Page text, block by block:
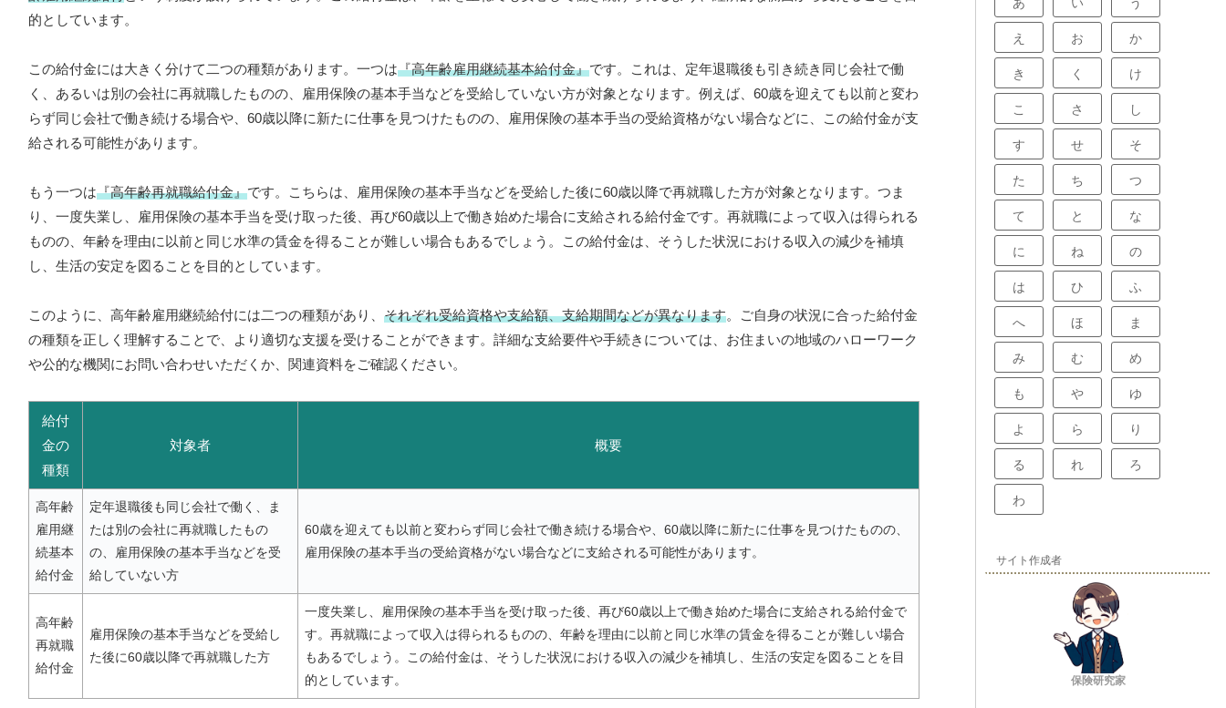
的としています。
この給付金には大きく分けて二つの種類があります。一つは『高年齢雇用継続基本給付金』です。これは、定年退職後も引き続き同じ会社で働
く、あるいは別の会社に再就職したものの、雇用保険の基本手当などを受給していない方が対象となります。例えば、60歳を迎えても以前と変わ
らず同じ会社で働き続ける場合や、60歳以降に新たに仕事を見つけたものの、雇用保険の基本手当の受給資格がない場合などに、この給付金が支
給される可能性があります。
もう一つは『高年齢再就職給付金』です。こちらは、雇用保険の基本手当などを受給した後に60歳以降で再就職した方が対象となります。つま
り、一度失業し、雇用保険の基本手当を受け取った後、再び60歳以上で働き始めた場合に支給される給付金です。再就職によって収入は得られる
ものの、年齢を理由に以前と同じ水準の賃金を得ることが難しい場合もあるでしょう。この給付金は、そうした状況における収入の減少を補填
し、生活の安定を図ることを目的としています。
このように、高年齢雇用継続給付には二つの種類があり、 それぞれ受給資格や支給額、支給期間などが異なります。ご自身の状況に合った給付金
の種類を正しく理解することで、より適切な支援を受けることができます。詳細な支給要件や手続きについては、お住まいの地域のハローワーク
や公的な機関にお問い合わせいただくか、関連資料をご確認ください。
給付
金の
種類
対象者 概要
高年齢
雇用継
続基本
給付金
定年退職後も同じ会社で働く、ま
たは別の会社に再就職したもの
の、雇用保険の基本手当などを受
給していない方
60歳を迎えても以前と変わらず同じ会社で働き続ける場合や、60歳以降に新たに仕事を見つけたものの、
雇用保険の基本手当の受給資格がない場合などに支給される可能性があります。
高年齢
再就職
給付金
雇用保険の基本手当などを受給し
た後に60歳以降で再就職した方
一度失業し、雇用保険の基本手当を受け取った後、再び60歳以上で働き始めた場合に支給される給付金で
す。再就職によって収入は得られるものの、年齢を理由に以前と同じ水準の賃金を得ることが難しい場合
もあるでしょう。この給付金は、そうした状況における収入の減少を補填し、生活の安定を図ることを目
的としています。
え お か
き く け
こ さ し
す せ そ
た ち つ
て と な
に ね の
は ひ ふ
へ ほ ま
み む め
も や ゆ
よ ら り
る れ ろ
わ
サイト作成者
保険研究家